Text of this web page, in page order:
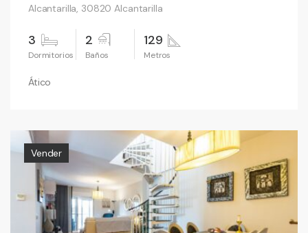
Alcantarilla, 30820 Alcantarilla
3 2 129
Ático
Vender